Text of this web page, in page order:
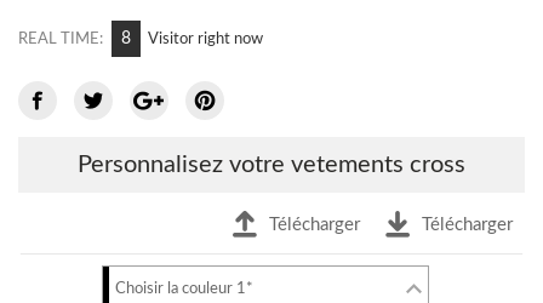
REAL TIME: 12 Visitor right now
Personnalisez votre vetements cross
Télécharger Télécharger
Choisir la couleur 1*